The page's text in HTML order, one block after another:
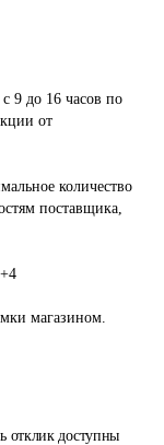
отклик доступны
9 до 16 часов по
от
количество
поставщика,
магазином.